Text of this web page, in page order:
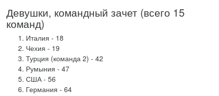
Девушки, командный зачет (всего 15
команд)
Италия - 18
Чехия - 19
Турция (команда 2) - 42
Румыния - 47
США - 56
Германия - 64